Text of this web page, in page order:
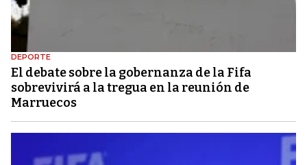
DEPORTE
El debate sobre la gobernanza de la Fifa
sobrevivirá a la tregua en la reunión de
Marruecos